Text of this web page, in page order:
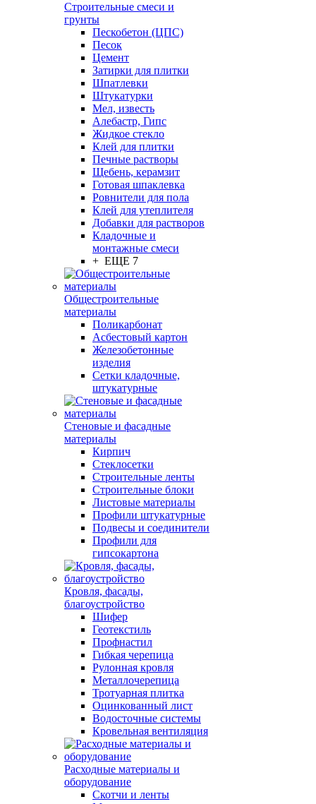
Строительные смеси и
грунты
Пескобетон (ЦПС)
Песок
Цемент
Затирки для плитки
Шпатлевки
Штукатурки
Мел, известь
Алебастр, Гипс
Жидкое стекло
Клей для плитки
Печные растворы
Щебень, керамзит
Готовая шпаклевка
Ровнители для пола
Клей для утеплителя
Добавки для растворов
Кладочные и
монтажные смеси
+ ЕЩЕ 7
Общестроительные
материалы
Поликарбонат
Асбестовый картон
Железобетонные
изделия
Сетки кладочные,
штукатурные
Стеновые и фасадные
материалы
Кирпич
Стеклосетки
Строительные ленты
Строительные блоки
Листовые материалы
Профили штукатурные
Подвесы и соединители
Профили для
гипсокартона
Кровля, фасады,
благоустройство
Шифер
Геотекстиль
Профнастил
Гибкая черепица
Рулонная кровля
Металлочерепица
Тротуарная плитка
Оцинкованный лист
Водосточные системы
Кровельная вентиляция
Расходные материалы и
оборудование
Скотчи и ленты